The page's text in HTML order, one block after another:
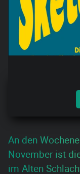
An den
November ist
im Alten